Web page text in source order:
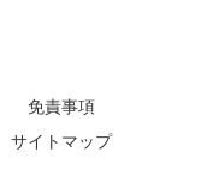
免責事項
サイトマップ